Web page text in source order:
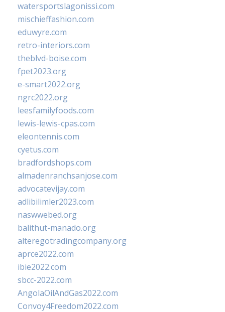
watersportslagonissi.com
mischieffashion.com
eduwyre.com
retro-interiors.com
theblvd-boise.com
fpet2023.org
e-smart2022.org
ngrc2022.org
leesfamilyfoods.com
lewis-lewis-cpas.com
eleontennis.com
cyetus.com
bradfordshops.com
almadenranchsanjose.com
advocatevijay.com
adlibilimler2023.com
naswwebed.org
balithut-manado.org
alteregotradingcompany.org
aprce2022.com
ibie2022.com
sbcc-2022.com
AngolaOilAndGas2022.com
Convoy4Freedom2022.com